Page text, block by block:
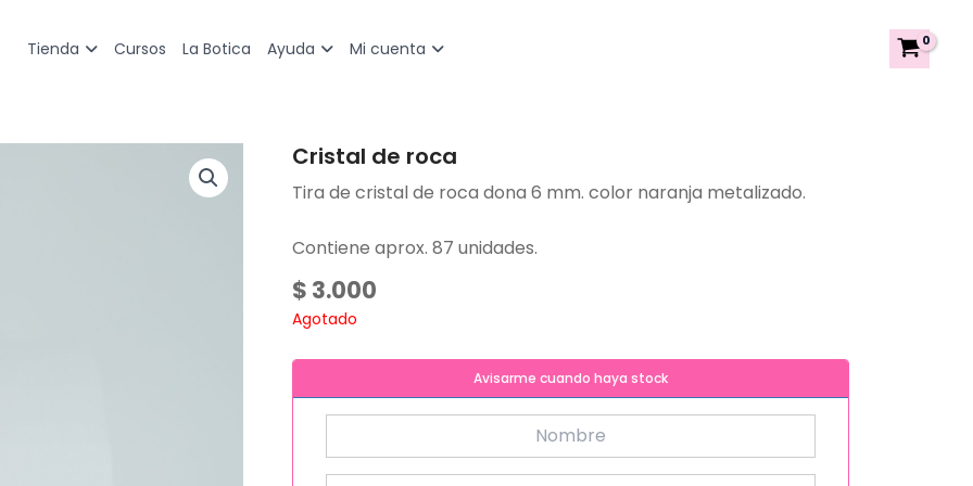
Tienda Cursos La Botica Ayuda Mi cuenta
Cristal de roca
Tira de cristal de roca dona 6 mm. color naranja metalizado.
Contiene aprox. 87 unidades.
$ 3.000
Agotado
Avisarme cuando haya stock